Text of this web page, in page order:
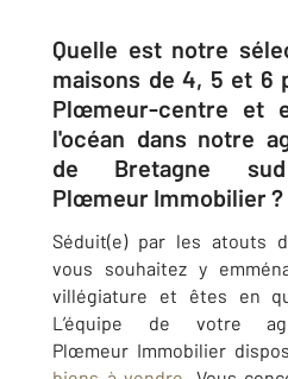
Quelle est notre
maisons de 4, 5 et 6
Plœmeur-centre et
l'océan dans notre
de Bretagne
Plœmeur Immobilier ?
Séduit(e) par les atouts
vous souhaitez y
villégiature et êtes en
L’équipe de votre
Plœmeur Immobilier